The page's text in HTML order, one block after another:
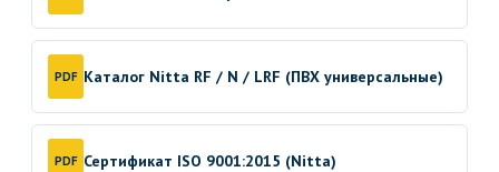
PDF Каталог Nitta RF / N / LRF (ПВХ универсальные)
PDF Сертификат ISO 9001:2015 (Nitta)